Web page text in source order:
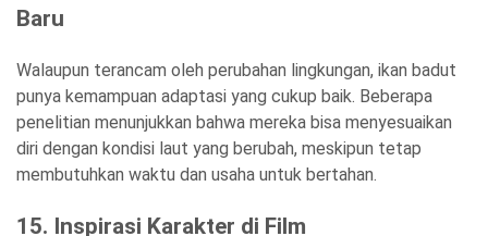
Baru
Walaupun terancam oleh perubahan lingkungan, ikan badut
punya kemampuan adaptasi yang cukup baik. Beberapa
penelitian menunjukkan bahwa mereka bisa menyesuaikan
diri dengan kondisi laut yang berubah, meskipun tetap
membutuhkan waktu dan usaha untuk bertahan.
15. Inspirasi Karakter di Film